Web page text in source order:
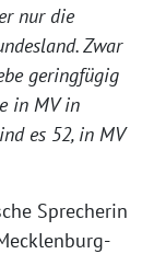
nur die
Zwar
geringfügig
in MV in
es 52, in MV
Sprecherin